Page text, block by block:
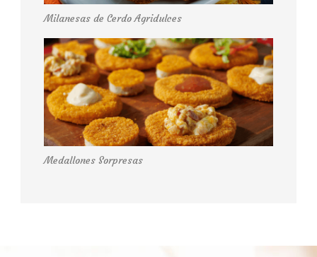
Milanesas de Cerdo Agridulces
Medallones Sorpresas